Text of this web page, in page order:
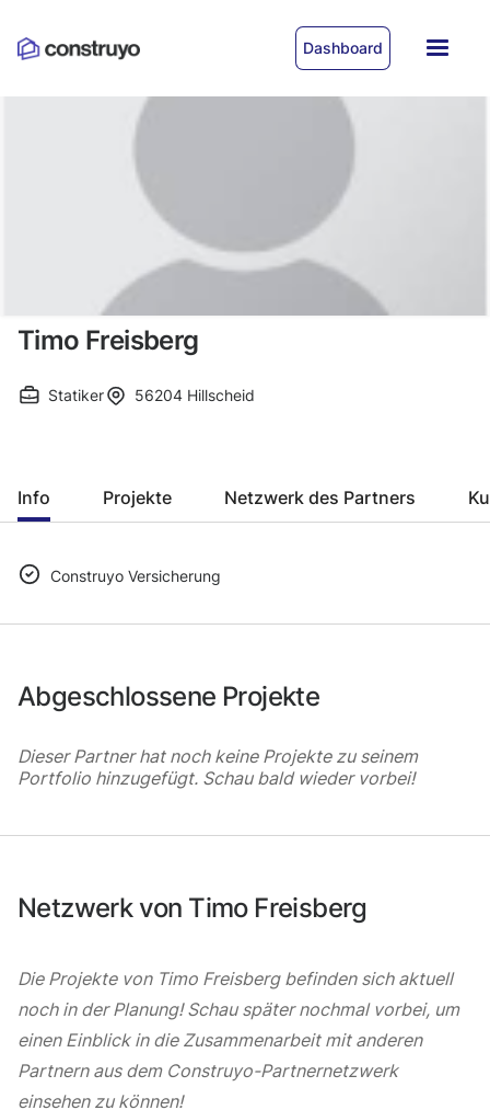
Dashboard
Timo Freisberg
Statiker 56204 Hillscheid
Info Projekte Netzwerk des Partners
Construyo Versicherung
Abgeschlossene Projekte
Dieser Partner hat noch keine Projekte zu seinem
Portfolio hinzugefügt. Schau bald wieder vorbei!
Netzwerk von Timo Freisberg
Die Projekte von Timo Freisberg befinden sich aktuell
noch in der Planung! Schau später nochmal vorbei, um
einen Einblick in die Zusammenarbeit mit anderen
Partnern aus dem Construyo-Partnernetzwerk
einsehen zu können!